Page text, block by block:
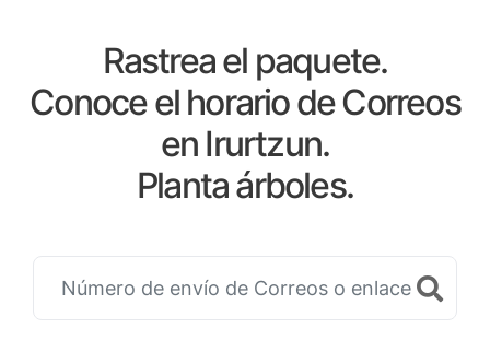
Rastrea el paquete.
Conoce el horario de Correos
en Irurtzun.
Planta árboles.